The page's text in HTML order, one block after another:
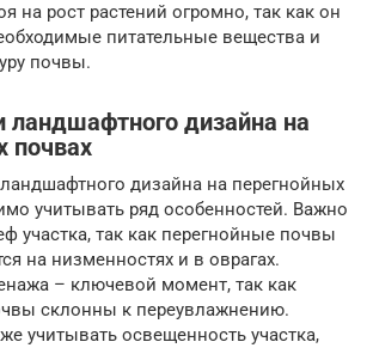
на рост растений огромно, так как он
питательные вещества и
почвы.
ландшафтного дизайна на
почвах
дизайна на перегнойных
учитывать ряд особенностей. Важно
участка, так как перегнойные почвы
на низменностях и в оврагах.
– ключевой момент, так как
склонны к переувлажнению.
учитывать освещенность участка,